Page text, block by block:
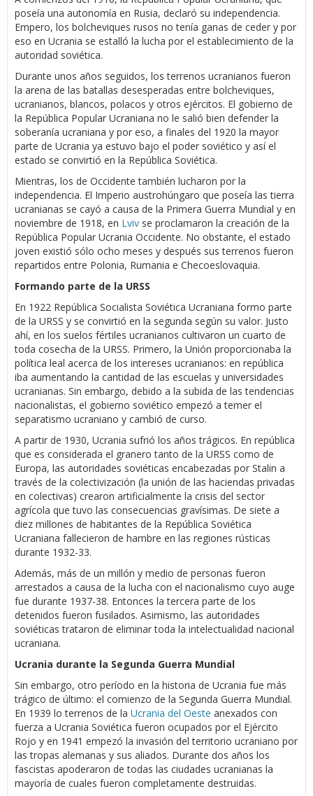
poseía una autonomía en Rusia, declaró su independencia.
Empero, los bolcheviques rusos no tenía ganas de ceder y por
eso en Ucrania se estalló la lucha por el establecimiento de la
autoridad soviética.
Durante unos años seguidos, los terrenos ucranianos fueron
la arena de las batallas desesperadas entre bolcheviques,
ucranianos, blancos, polacos y otros ejércitos. El gobierno de
la República Popular Ucraniana no le salió bien defender la
soberanía ucraniana y por eso, a finales del 1920 la mayor
parte de Ucrania ya estuvo bajo el poder soviético y así el
estado se convirtió en la República Soviética.
Mientras, los de Occidente también lucharon por la
independencia. El Imperio austrohúngaro que poseía las tierra
ucranianas se cayó a causa de la Primera Guerra Mundial y en
noviembre de 1918, en Lviv se proclamaron la creación de la
República Popular Ucrania Occidente. No obstante, el estado
joven existió sólo ocho meses y después sus terrenos fueron
repartidos entre Polonia, Rumania e Checoeslovaquia.
Formando parte de la URSS
En 1922 República Socialista Soviética Ucraniana formo parte
de la URSS y se convirtió en la segunda según su valor. Justo
ahí, en los suelos fértiles ucranianos cultivaron un cuarto de
toda cosecha de la URSS. Primero, la Unión proporcionaba la
política leal acerca de los intereses ucranianos: en república
iba aumentando la cantidad de las escuelas y universidades
ucranianas. Sin embargo, debido a la subida de las tendencias
nacionalistas, el gobierno soviético empezó a temer el
separatismo ucraniano y cambió de curso.
A partir de 1930, Ucrania sufrió los años trágicos. En república
que es considerada el granero tanto de la URSS como de
Europa, las autoridades soviéticas encabezadas por Stalin a
través de la colectivización (la unión de las haciendas privadas
en colectivas) crearon artificialmente la crisis del sector
agrícola que tuvo las consecuencias gravísimas. De siete a
diez millones de habitantes de la República Soviética
Ucraniana fallecieron de hambre en las regiones rústicas
durante 1932-33.
Además, más de un millón y medio de personas fueron
arrestados a causa de la lucha con el nacionalismo cuyo auge
fue durante 1937-38. Entonces la tercera parte de los
detenidos fueron fusilados. Asimismo, las autoridades
soviéticas trataron de eliminar toda la intelectualidad nacional
ucraniana.
Ucrania durante la Segunda Guerra Mundial
Sin embargo, otro período en la historia de Ucrania fue más
trágico de último: el comienzo de la Segunda Guerra Mundial.
En 1939 lo terrenos de la Ucrania del Oeste anexados con
fuerza a Ucrania Soviética fueron ocupados por el Ejército
Rojo y en 1941 empezó la invasión del territorio ucraniano por
las tropas alemanas y sus aliados. Durante dos años los
fascistas apoderaron de todas las ciudades ucranianas la
mayoría de cuales fueron completamente destruidas.